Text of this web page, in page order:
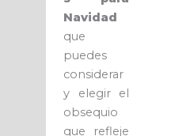
Navidad
que
puedes
considerar
y elegir el
obsequio
que refleje